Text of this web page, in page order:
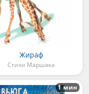
Жираф
Стихи Маршака
1 мин